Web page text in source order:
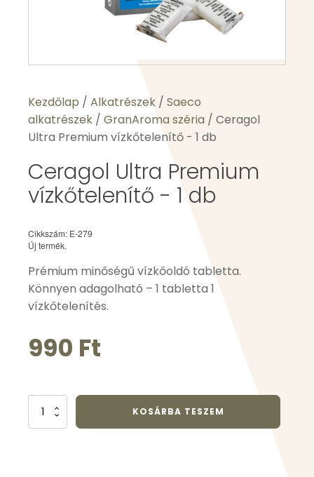
Kezdőlap / Alkatrészek / Saeco
alkatrészek / GranAroma széria / Ceragol
Ultra Premium vízkőtelenítő - 1 db
Ceragol Ultra Premium
vízkőtelenítő - 1 db
Cikkszám: E-279
Új termék.
Prémium minőségű vízkőoldó tabletta.
Könnyen adagolható – 1 tabletta 1
vízkőtelenítés.
990 Ft
Ceragol
KOSÁRBA TESZEM